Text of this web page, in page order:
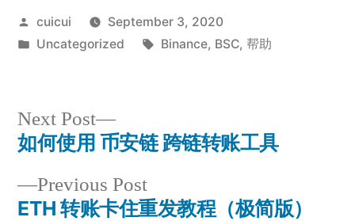
Posted
by
cuicui
September 3, 2020
Posted
Uncategorized Tags:
Binance, BSC, 帮助
Post
navigation
Previous PostPrevious
post:
ETH 转账卡住重发教程（极简版）
Next Post
Next
post:
如何使用 币安链 跨链转账工具